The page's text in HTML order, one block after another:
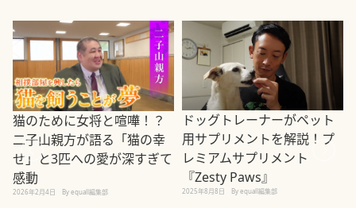
猫のために女将と喧嘩！？
二子山親方が語る「猫の幸
せ」と3匹への愛が深すぎて
感動
2026年2月4日 By equall編集部
ドッグトレーナーがペット
用サプリメントを解説！プ
レミアムサプリメント
『Zesty Paws』
2025年8月8日 By equall編集部